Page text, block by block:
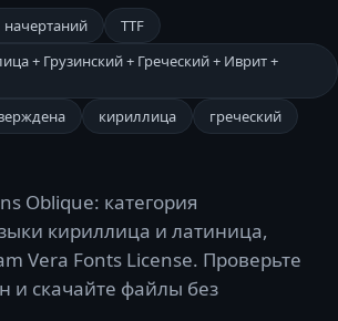
начертаний
TTF
+ Грузинский + Греческий + Иврит +
кириллица
греческий
Oblique: категория
кириллица и латиница,
Vera Fonts License. Проверьте
и скачайте файлы без